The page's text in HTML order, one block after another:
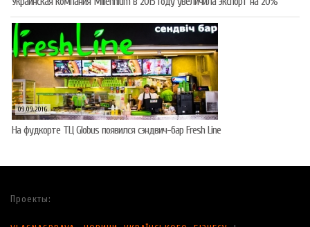
09.09.2016
На фудкорте ТЦ Globus появился сэндвич-бар Fresh Line
Проекты: